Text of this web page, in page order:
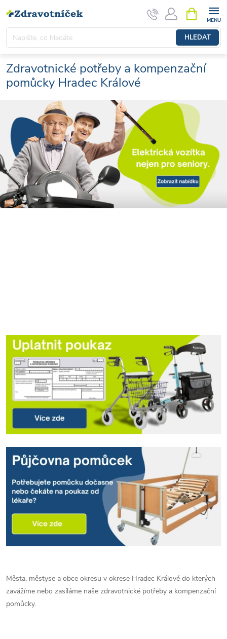
HLEDAT
Zdravotnické potřeby a kompenzační
pomůcky Hradec Králové
Města, městyse a obce okresu v okrese Hradec Králové do kterých
zavážíme nebo zasíláme naše zdravotnické potřeby a kompenzační
pomůcky.